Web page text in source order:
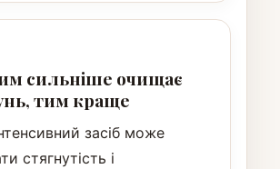
сильніше очищає
тим краще
засіб може
стягнутість і